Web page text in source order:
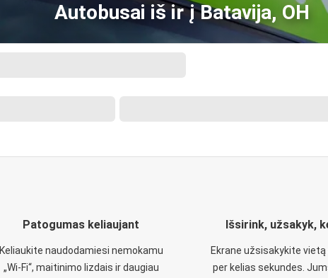
Autobusai iš ir į Batavija, OH
Patogumas keliaujant
Keliaukite naudodamiesi nemokamu
„Wi-Fi“, maitinimo lizdais ir daugiau
Išsirink, užsakyk,
Ekrane užsisakykite
per kelias sekundes.